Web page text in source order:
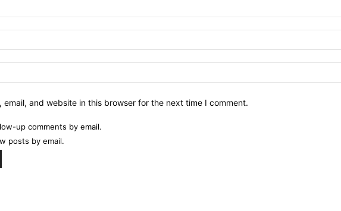
email, and website in this browser for the next time I comment.
up comments by email.
posts by email.